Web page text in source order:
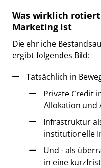
Was wirklich
Marketing ist
Die ehrliche
ergibt folgendes Bild:
Tatsächlich in
Private Credit
Allokation und
Infrastruktur
institutionelle
Und - als
in eine